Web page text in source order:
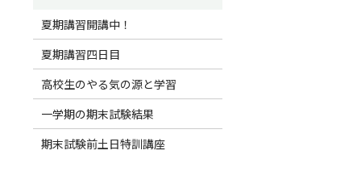
夏期講習開講中！
夏期講習四日目
高校生のやる気の源と学習
一学期の期末試験結果
期末試験前土日特訓講座